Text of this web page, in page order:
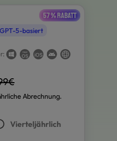
57 % Rabatt
GPT-5-basiert
€
Abrechnung.
Vierteljährlich